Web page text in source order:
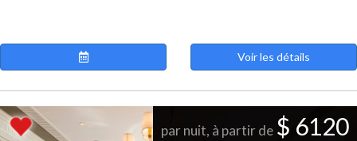
Voir les détails
par nuit, à partir de $ 6120